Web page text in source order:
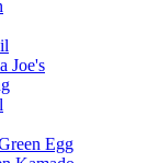
Joe's
Egg